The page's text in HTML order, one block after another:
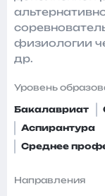
физиологии
др.
Уровень
Бакалавриат
Аспирантура
Среднее
Направления